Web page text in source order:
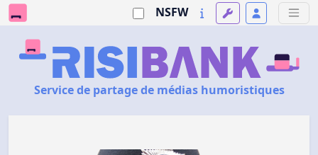
NSFW
Service de partage de médias humoristiques